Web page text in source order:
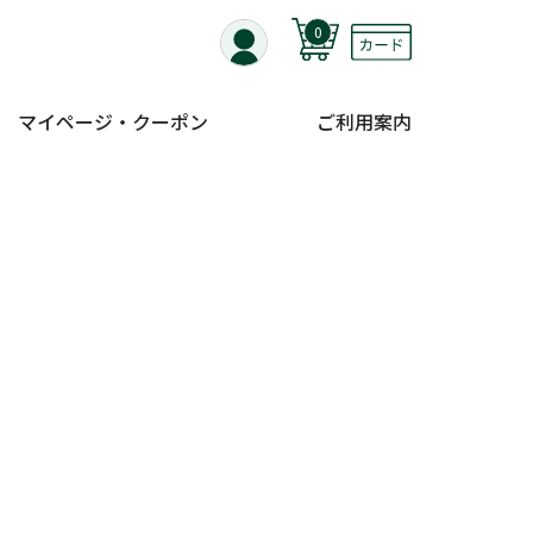
0
マイページ・クーポン ご利用案内